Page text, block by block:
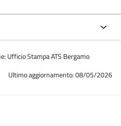
Ufficio Stampa ATS Bergamo
Ultimo aggiornamento: 08/05/2026